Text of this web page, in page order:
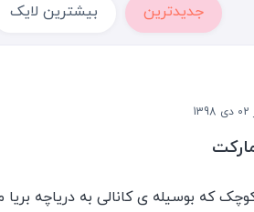
جدیدترین بیشترین لایک
که بوسیله ی کانالی به دریاچه